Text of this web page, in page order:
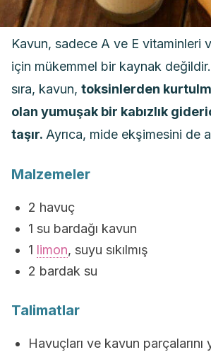
Kavun, sadece A ve E vitaminleri
için mükemmel bir kaynak değildir.
sıra, kavun, toksinlerden
olan yumuşak bir kabızlık
taşır. Ayrıca, mide ekşimesini de
Malzemeler
2 havuç
1 su bardağı kavun
1 limon, suyu sıkılmış
2 bardak su
Talimatlar
Havuçları ve kavun parçalarını